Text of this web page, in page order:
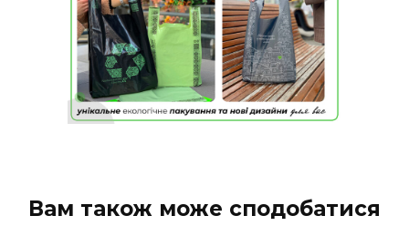
Вам також може сподобатися